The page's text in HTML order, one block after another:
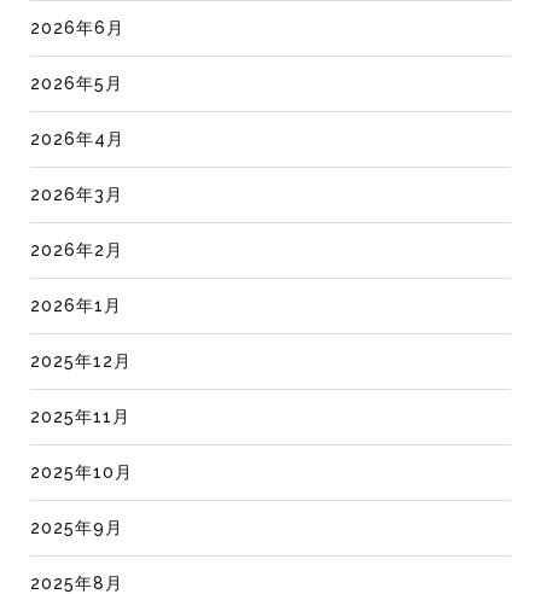
2026年6月
2026年5月
2026年4月
2026年3月
2026年2月
2026年1月
2025年12月
2025年11月
2025年10月
2025年9月
2025年8月